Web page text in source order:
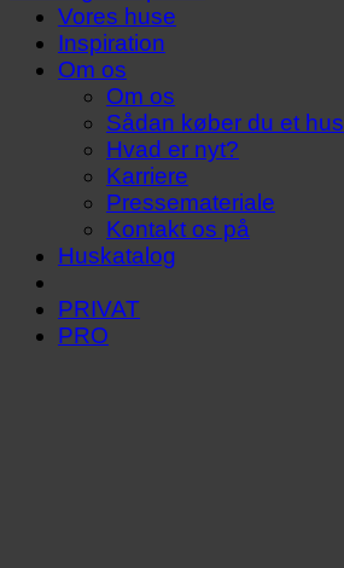
Vores huse
Inspiration
Om os
Om os
Sådan køber du et hus
Hvad er nyt?
Karriere
Pressemateriale
Kontakt os på
Huskatalog
PRIVAT
PRO